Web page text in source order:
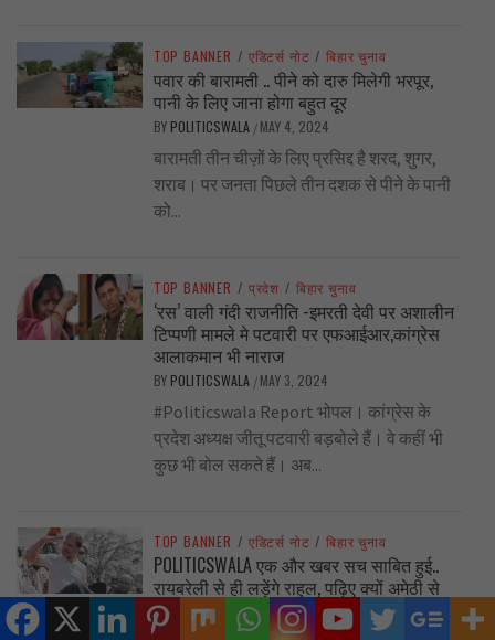
TOP BANNER / एडिटर्स नोट / बिहार चुनाव
पवार की बारामती .. पीने को दारु मिलेगी भरपूर,
पानी के लिए जाना होगा बहुत दूर
BY POLITICSWALA / MAY 4, 2024
बारामती तीन चीज़ों के लिए प्रसिद्द है शरद, शुगर,
शराब। पर जनता पिछले तीन दशक से पीने के पानी
को...
TOP BANNER / प्रदेश / बिहार चुनाव
‘रस’ वाली गंदी राजनीति -इमरती देवी पर अशालीन
टिप्पणी मामले मे पटवारी पर एफआईआर,कांग्रेस
आलाकमान भी नाराज
BY POLITICSWALA / MAY 3, 2024
#Politicswala Report भोपल। कांग्रेस के
प्रदेश अध्यक्ष जीतू पटवारी बड़बोले हैं। वे कहीं भी
कुछ भी बोल सकते हैं। अब...
TOP BANNER / एडिटर्स नोट / बिहार चुनाव
POLITICSWALA एक और खबर सच साबित हुई..
रायबरेली से ही लड़ेंगे राहुल, पढ़िए क्यों अमेठी से
नहीं लड़े
BY POLITICSWALA/ MAY 3, 2024